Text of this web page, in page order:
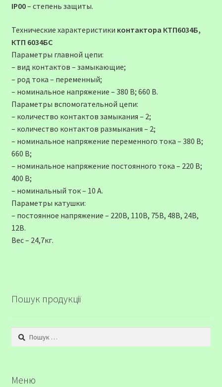
IP00– степень защиты.
Технические характеристики контактора КТП6034Б,
КТП 6034БС
Параметры главной цепи:
– вид контактов – замыкающие;
– род тока – переменный;
– номинальное напряжение – 380 В; 660 В.
Параметры вспомогательной цепи:
– количество контактов замыкания – 2;
– количество контактов размыкания – 2;
– номинальное напряжение переменного тока – 380 В;
660 В;
– номинальное напряжение постоянного тока – 220 В;
400 В;
– номинальный ток – 10 А.
Параметры катушки:
– постоянное напряжение – 220В, 110В, 75В, 48В, 24В,
12В.
Вес – 24,7кг.
Пошук продукції
Пошук:
Меню